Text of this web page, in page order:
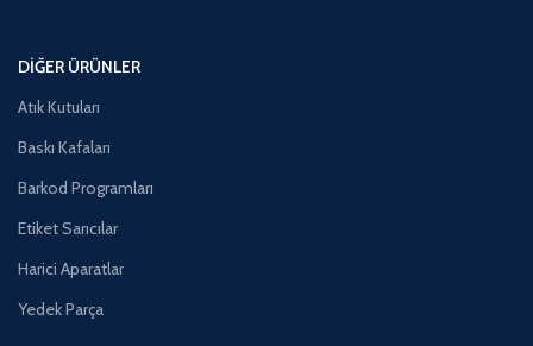
DIĞER ÜRÜNLER
Atık Kutuları
Baskı Kafaları
Barkod Programları
Etiket Sarıcılar
Harici Aparatlar
Yedek Parça